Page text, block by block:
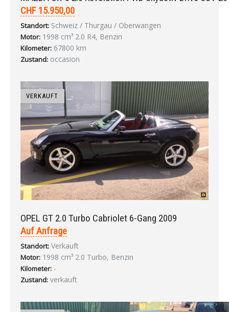
CHF 15.950,00
Standort: Schweiz / Thurgau / Oberwangen
Motor: 1998 cm³ 2.0 R4, Benzin
Kilometer: 67800 km
Zustand: occasion
VERKAUFT
OPEL GT 2.0 Turbo Cabriolet 6-Gang 2009
Auf Anfrage
Standort: Verkauft
Motor: 1998 cm³ 2.0 Turbo, Benzin
Kilometer: -
Zustand: verkauft